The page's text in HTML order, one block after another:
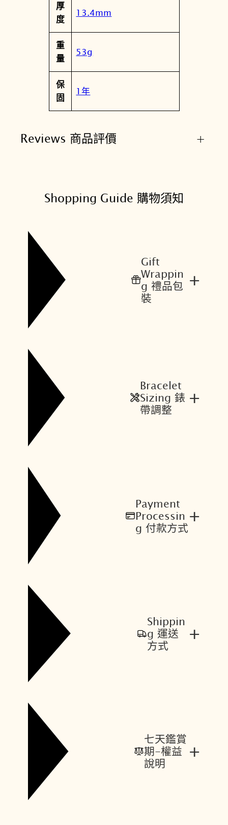
厚
度
13.4mm
重
量
53g
保
固
1年
Reviews 商品評價 +
Shopping Guide 購物須知
Gift
Wrappin
g 禮品包
裝
+
Bracelet
Sizing 錶
帶調整
+
Payment
Processin
g 付款方式
+
Shippin
g 運送
方式
+
七天鑑賞
期-權益
說明
+